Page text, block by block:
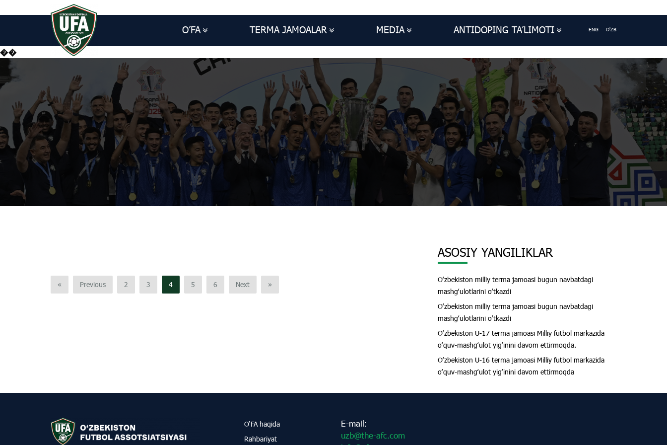
O’FA TERMA JAMOALAR MEDIA ANTIDOPING TA’LIMOTI ENG O'ZB
��
« Previous 2 3 4 5 6 Next »
ASOSIY YANGILIKLAR
Oʻzbekiston milliy terma jamoasi bugun navbatdagi
mashgʻulotlarini oʻtkazdi
Oʻzbekiston milliy terma jamoasi bugun navbatdagi
mashgʻulotlarini oʻtkazdi
Oʻzbekiston U-17 terma jamoasi Milliy futbol markazida
oʻquv-mashgʻulot yigʻinini davom ettirmoqda.
Oʻzbekiston U-16 terma jamoasi Milliy futbol markazida
oʻquv-mashgʻulot yigʻinini davom ettirmoqda
O‘FA haqida
Rahbariyat
E-mail:
uzb@the-afc.com